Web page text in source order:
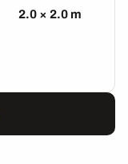
2.0 × 2.0 m